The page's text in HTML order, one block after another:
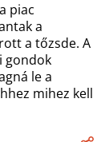
piac
a
a tőzsde. A
gondok
le a
mihez kell